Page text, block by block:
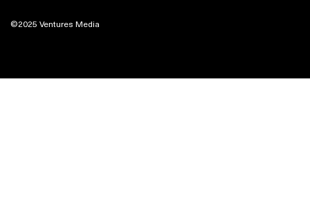
©2025 Ventures Media